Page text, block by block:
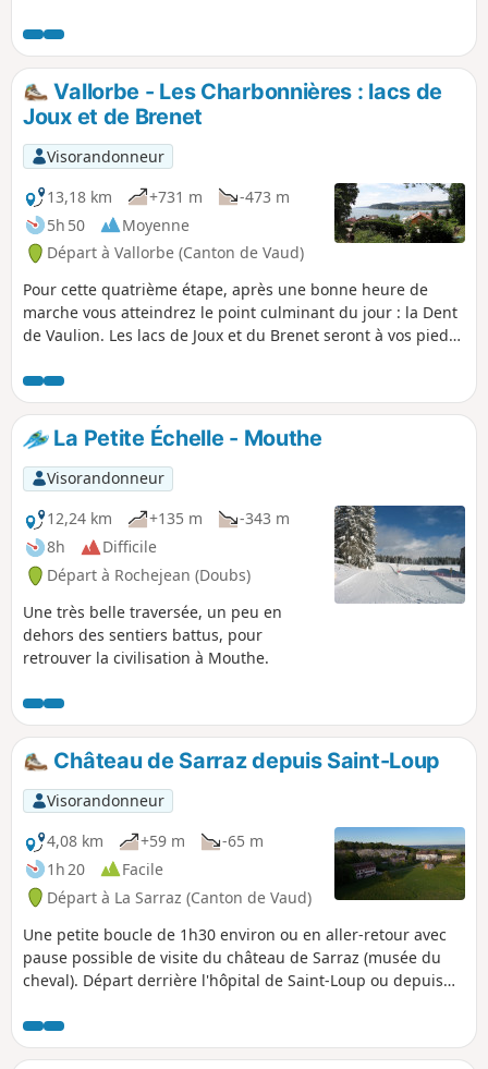
parc animalier qui abrite des bisons ainsi
que des loups et des ours (visite possible
suivant la saison). Puis un aller/retour au
Crêt des Alouettes avec vue sur Vallorbe.
Retour sur Vallorbe par un sentier classé
difficile, surtout par temps de pluie. Vous
longez le ruisseau des Époisats puis l'Orbe.
Vallorbe - Les Charbonnières : lacs de
Joux et de Brenet
Visorandonneur
13,18 km
+731 m
-473 m
5h 50
Moyenne
Départ à Vallorbe (Canton de Vaud)
Pour cette quatrième étape, après une bonne heure de
marche vous atteindrez le point culminant du jour : la Dent
de Vaulion. Les lacs de Joux et du Brenet seront à vos pieds.
grotte karstique de l'Orbe, près de Vallorbe. Par temps clair
il est possible d'admirer jusqu'à huit lacs.
La Petite Échelle - Mouthe
Visorandonneur
12,24 km
+135 m
-343 m
8h
Difficile
Départ à Rochejean (Doubs)
Une très belle traversée, un peu en
dehors des sentiers battus, pour
retrouver la civilisation à Mouthe.
Château de Sarraz depuis Saint-Loup
Visorandonneur
4,08 km
+59 m
-65 m
1h 20
Facile
Départ à La Sarraz (Canton de Vaud)
Une petite boucle de 1h30 environ ou en aller-retour avec
pause possible de visite du château de Sarraz (musée du
cheval). Départ derrière l'hôpital de Saint-Loup ou depuis
suivre la pancarte orange de chemin pédestre. Le retour
peut se faire par le même chemin que l'allée pour éviter de